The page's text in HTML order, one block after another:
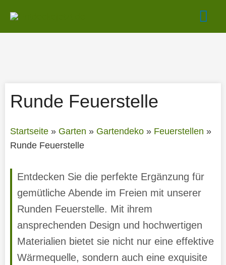
Inhalt
springen
Runde Feuerstelle
Startseite» Garten » Gartendeko» Feuerstellen »
Runde Feuerstelle
Entdecken Sie die perfekte Ergänzung für
gemütliche Abende im Freien mit unserer
Runden Feuerstelle. Mit ihrem
ansprechenden Design und hochwertigen
Materialien bietet sie nicht nur eine effektive
Wärmequelle, sondern auch eine exquisite